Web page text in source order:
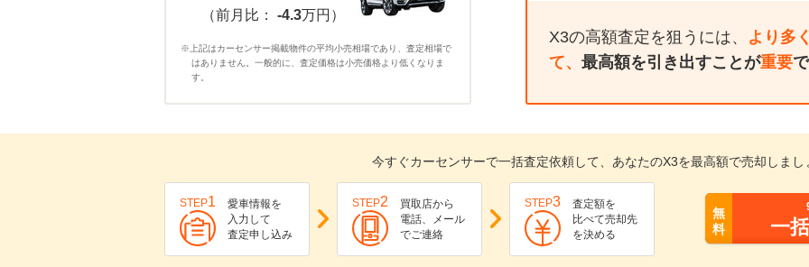
（前月比： -4.3万円）
※上記はカーセンサー掲載物件の平均小売相場であり、査定相場で
はありません。一般的に、査定価格は小売価格より低くなりま
す。
X3の高額査定を狙うには、 より多
て、 最高額を引き出すことが重要
今すぐカーセンサーで一括査定依頼して、あなたのX3を最高額で売却しまし
STEP1
愛車情報を
入力して
査定申し込み
STEP2
買取店から
電話、メール
でご連絡
STEP3
査定額を
比べて売却先
を決める
無
料
一